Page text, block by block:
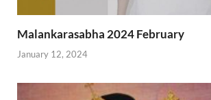
Malankarasabha 2024 February
January 12, 2024